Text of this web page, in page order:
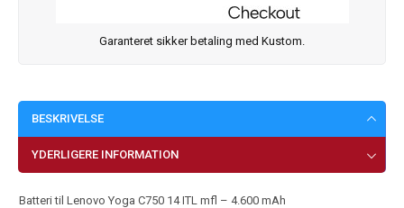
Garanteret sikker betaling med Kustom.
BESKRIVELSE
YDERLIGERE INFORMATION
Batteri til Lenovo Yoga C750 14 ITL mfl – 4.600 mAh